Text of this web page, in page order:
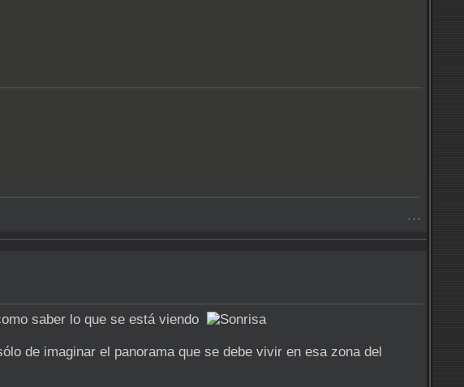
- - -
saber lo que se está viendo
de imaginar el panorama que se debe vivir en esa zona del